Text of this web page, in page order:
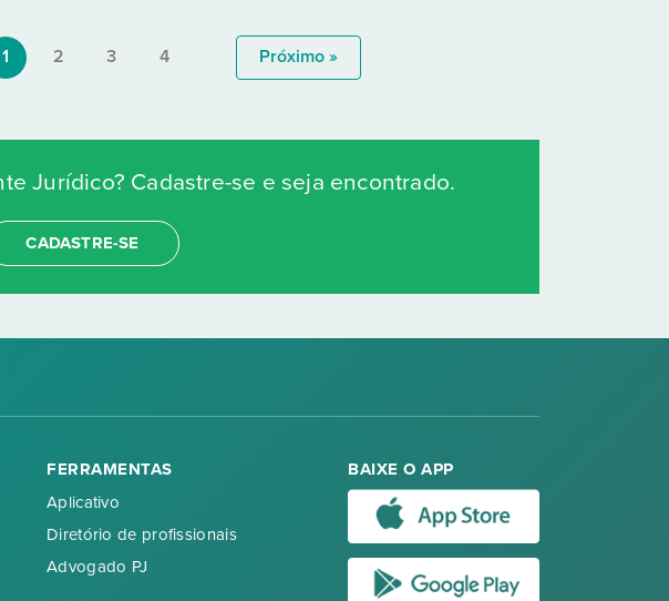
1 2 3 4 Próximo »
Jurídico? Cadastre-se e seja encontrado.
CADASTRE-SE
FERRAMENTAS
Aplicativo
Diretório de profissionais
Advogado PJ
BAIXE O APP